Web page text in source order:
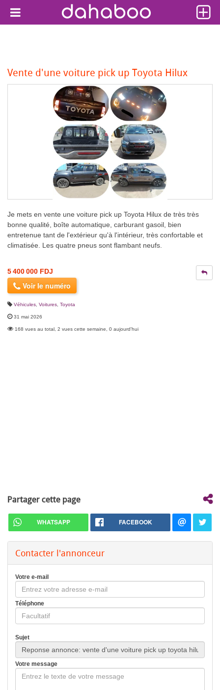
Vente d'une voiture pick up Toyota Hilux
Je mets en vente une voiture pick up Toyota Hilux de très très
bonne qualité, boîte automatique, carburant gasoil, bien
entretenue tant de l'extérieur qu'à l'intérieur, très confortable et
climatisée. Les quatre pneus sont flambant neufs.
5 400 000 FDJ
Voir le numéro
Véhicules Voitures Toyota
31 mai 2026
168 vues au total, 2 vues cette semaine, 0 aujourd'hui
Partager cette page
WHATSAPP FACEBOOK
Contacter l'annonceur
Votre e-mail
Téléphone
Sujet
Votre message